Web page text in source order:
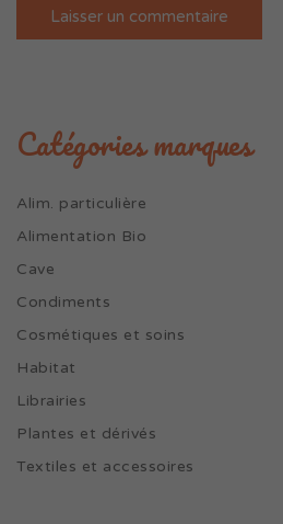
Catégories marques
Alim. particulière
Alimentation Bio
Cave
Condiments
Cosmétiques et soins
Habitat
Librairies
Plantes et dérivés
Textiles et accessoires